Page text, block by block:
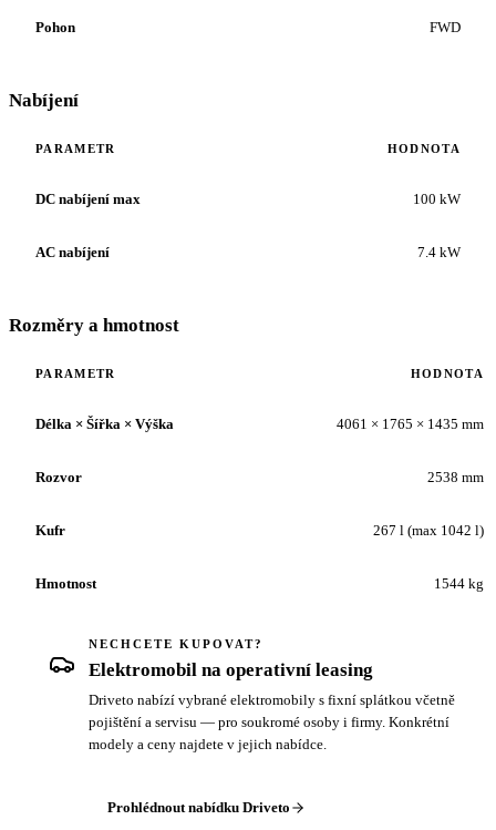
Pohon FWD
Nabíjení
PARAMETR HODNOTA
DC nabíjení max 100 kW
AC nabíjení 7.4 kW
Rozměry a hmotnost
PARAMETR HODNOTA
Délka × Šířka × Výška 4061 × 1765 × 1435 mm
Rozvor 2538 mm
Kufr 267 l (max 1042 l)
Hmotnost 1544 kg
NECHCETE KUPOVAT?
Elektromobil na operativní leasing
Driveto nabízí vybrané elektromobily s fixní splátkou včetně
pojištění a servisu — pro soukromé osoby i firmy. Konkrétní
modely a ceny najdete v jejich nabídce.
Prohlédnout nabídku Driveto